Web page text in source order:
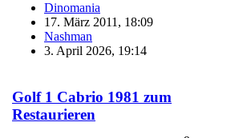
Dinomania
17. März 2011, 18:09
Nashman
3. April 2026, 19:14
Golf 1 Cabrio 1981 zum
Restaurieren